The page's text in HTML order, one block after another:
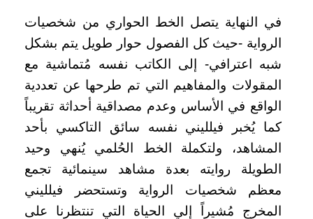
في النهاية يتصل الخط الحواري من شخصيات
الرواية -حيث كل الفصول حوار طويل يتم بشكل
شبه اعترافي- إلى الكاتب نفسه مُتماشية مع
المقولات والمفاهيم التي تم طرحها عن تعددية
الواقع في الأساس وعدم مصداقية أحداثة تقريباً
كما يُخبر فيلليني نفسه سائق التاكسي بأحد
المشاهد، ولتكملة الخط الحُلمي يُنهي وحيد
الطويلة روايته بعدة مشاهد سينمائية تجمع
معظم شخصيات الرواية وتستحضر فيلليني
المخرج مُشيراً إلي الحياة التي تنتظرنا على